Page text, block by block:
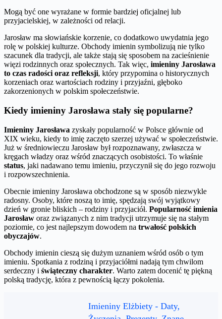
Mogą być one wyrażane w formie bardziej oficjalnej lub
przyjacielskiej, w zależności od relacji.
Jarosław ma słowiańskie korzenie, co dodatkowo uwydatnia jego
rolę w polskiej kulturze. Obchody imienin symbolizują nie tylko
szacunek dla tradycji, ale także stają się sposobem na zacieśnienie
więzi rodzinnych oraz społecznych. Tak więc, imieniny Jarosława
to czas radości oraz refleksji, który przypomina o historycznych
korzeniach oraz wartościach rodziny i przyjaźni, głęboko
zakorzenionych w polskim społeczeństwie.
Kiedy imieniny Jarosława stały się popularne?
Imieniny Jarosława zyskały popularność w Polsce głównie od
XIX wieku, kiedy to imię zaczęto szerzej używać w społeczeństwie.
Już w średniowieczu Jarosław był rozpoznawany, zwłaszcza w
kręgach władzy oraz wśród znaczących osobistości. To właśnie
status, jaki nadawano temu imieniu, przyczynił się do jego rozwoju
i rozpowszechnienia.
Obecnie imieniny Jarosława obchodzone są w sposób niezwykle
radosny. Osoby, które noszą to imię, spędzają swój wyjątkowy
dzień w gronie bliskich – rodziny i przyjaciół. Popularność imienia
Jarosław oraz związanych z nim tradycji utrzymuje się na stałym
poziomie, co jest najlepszym dowodem na trwałość polskich
obyczajów.
Obchody imienin cieszą się dużym uznaniem wśród osób o tym
imieniu. Spotkania z rodziną i przyjaciółmi nadają tym chwilom
serdeczny i świąteczny charakter. Warto zatem docenić tę piękną
polską tradycję, która z pewnością łączy pokolenia.
Imieniny Elżbiety - Daty,